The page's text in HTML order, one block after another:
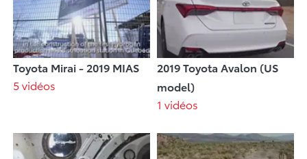
Toyota Mirai - 2019 MIAS
5 vidéos
2019 Toyota Avalon (US
model)
1 vidéos